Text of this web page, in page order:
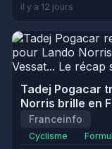
il y a 12 jours
Tadej Pogacar
Norris brille en
Franceinfo
Cyclisme